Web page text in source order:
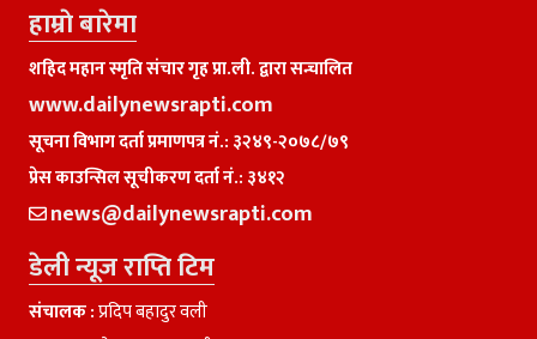
हाम्राे बारेमा
शहिद महान स्मृति संचार गृह प्रा.ली. द्वारा सन्चालित
www.dailynewsrapti.com
सूचना विभाग दर्ता प्रमाणपत्र नं.: ३२४९-२०७८/७९
प्रेस काउन्सिल सूचीकरण दर्ता नं.: ३४१२
news@dailynewsrapti.com
डेली न्यूज राप्ति टिम
संचालक :प्रदिप बहादुर वली